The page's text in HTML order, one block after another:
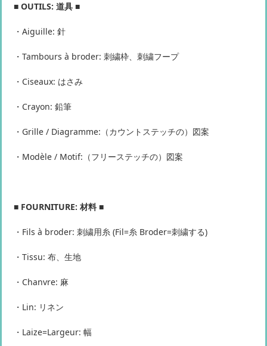
■ OUTILS: 道具 ■
・Aiguille: 針
・Tambours à broder: 刺繍枠、刺繍フープ
・Ciseaux: はさみ
・Crayon: 鉛筆
・Grille / Diagramme:（カウントステッチの）図案
・Modèle / Motif:（フリーステッチの）図案
■ FOURNITURE: 材料 ■
・Fils à broder: 刺繍用糸 (Fil=糸 Broder=刺繍する)
・Tissu: 布、生地
・Chanvre: 麻
・Lin: リネン
・Laize=Largeur: 幅